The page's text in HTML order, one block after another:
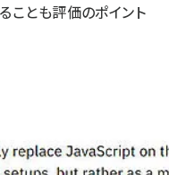
とも評価のポイント